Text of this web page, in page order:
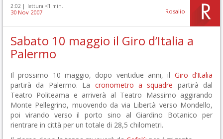
2:02 | lettura <1 min.
30 Nov 2007 Rosalio
Sabato 10 maggio il Giro d’Italia a
Palermo
Il prossimo 10 maggio, dopo ventidue anni, il Giro d’Italia
partirà da Palermo. La cronometro a squadre partirà dal
Teatro Politeama e arriverà al Teatro Massimo aggirando
Monte Pellegrino, muovendo da via Libertà verso Mondello,
poi virando verso il porto sino al Giardino Botanico per
rientrare in città per un totale di 28,5 chilometri.